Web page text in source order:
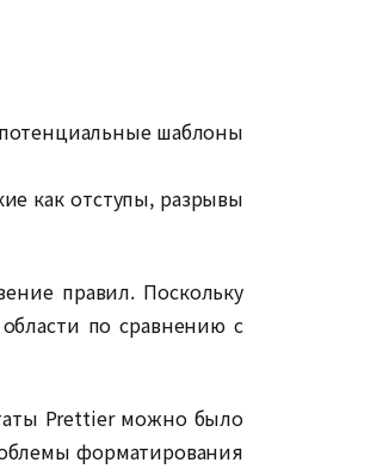
шаблоны
как отступы, разрывы
правил. Поскольку
по сравнению с
Prettier можно было
форматирования